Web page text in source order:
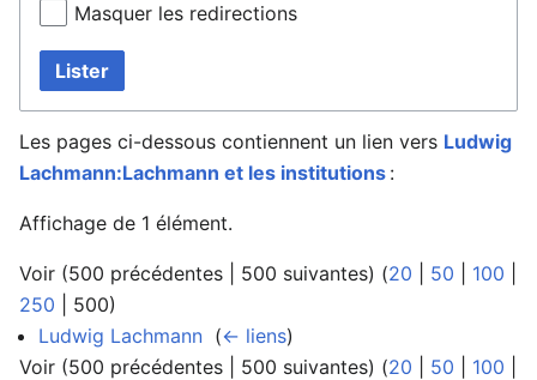
Masquer les redirections
Lister
Les pages ci-dessous contiennent un lien vers Ludwig
Lachmann:Lachmann et les institutions :
Affichage de 1 élément.
Voir (500 précédentes 500 suivantes) (20 50 100
250
500)
Ludwig Lachmann (← liens)
Voir (500 précédentes 500 suivantes) (20 50 100